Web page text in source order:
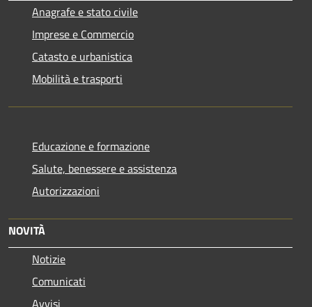
Anagrafe e stato civile
Imprese e Commercio
Catasto e urbanistica
Mobilità e trasporti
Educazione e formazione
Salute, benessere e assistenza
Autorizzazioni
NOVITÀ
Notizie
Comunicati
Avvisi